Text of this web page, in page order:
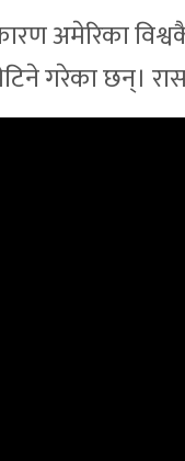
अमेरिका
गरेका छन्।